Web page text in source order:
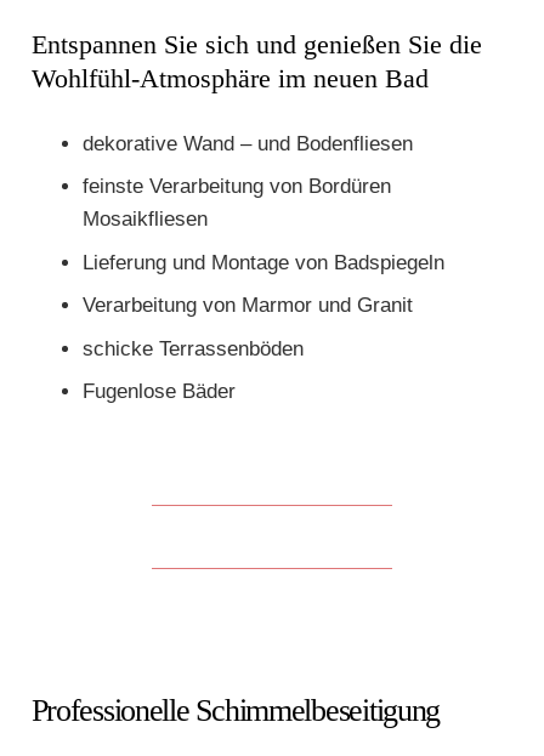
Entspannen Sie sich und genießen Sie die
Wohlfühl-Atmosphäre im neuen Bad
dekorative Wand – und Bodenfliesen
feinste Verarbeitung von Bordüren
Mosaikfliesen
Lieferung und Montage von Badspiegeln
Verarbeitung von Marmor und Granit
schicke Terrassenböden
Fugenlose Bäder
Professionelle Schimmelbeseitigung